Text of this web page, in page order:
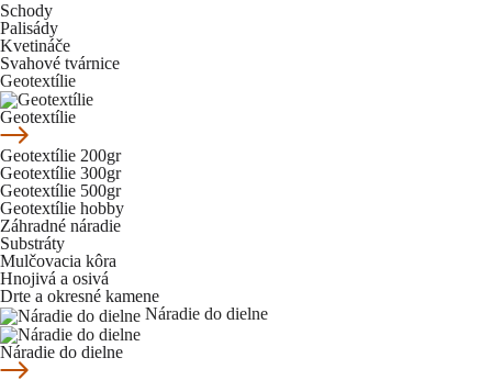
Schody
Palisády
Kvetináče
Svahové tvárnice
Geotextílie
Geotextílie
Geotextílie 200gr
Geotextílie 300gr
Geotextílie 500gr
Geotextílie hobby
Záhradné náradie
Substráty
Mulčovacia kôra
Hnojivá a osivá
Drte a okresné kamene
Náradie do dielne
Náradie do dielne